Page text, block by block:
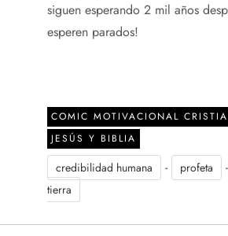
siguen esperando 2 mil años
esperen parados!
COMIC MOTIVACIONAL
JESÚS Y BIBLIA
credibilidad humana - profeta -
tierra